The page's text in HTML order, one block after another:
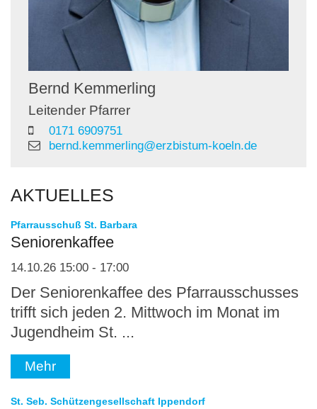
Bernd Kemmerling
Leitender Pfarrer
0171 6909751
bernd.kemmerling@erzbistum-koeln.de
AKTUELLES
Pfarrausschuß St. Barbara:
Seniorenkaffee
14.10.26 15:00 - 17:00
Der Seniorenkaffee des Pfarrausschusses
trifft sich jeden 2. Mittwoch im Monat im
Jugendheim St. ...
Mehr
St. Seb. Schützengesellschaft Ippendorf: